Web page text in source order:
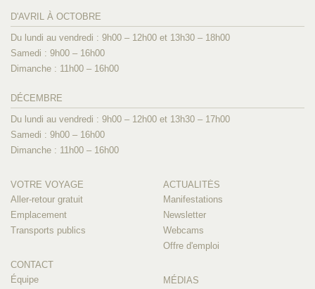
D'AVRIL À OCTOBRE
Du lundi au vendredi : 9h00 – 12h00 et 13h30 – 18h00
Samedi : 9h00 – 16h00
Dimanche : 11h00 – 16h00
DÉCEMBRE
Du lundi au vendredi : 9h00 – 12h00 et 13h30 – 17h00
Samedi : 9h00 – 16h00
Dimanche : 11h00 – 16h00
VOTRE VOYAGE
Aller-retour gratuit
Emplacement
Transports publics
CONTACT
Équipe
ACTUALITÉS
Manifestations
Newsletter
Webcams
Offre d'emploi
MÉDIAS